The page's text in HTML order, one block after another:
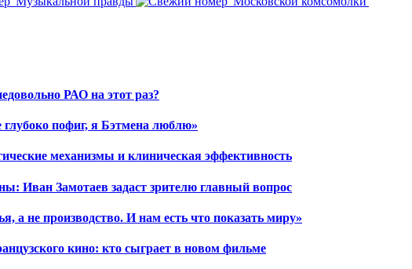
РАО на этот раз?
пофиг, я Бэтмена люблю»
механизмы и клиническая эффективность
Иван Замотаев задаст зрителю главный вопрос
а не производство. И нам есть что показать миру»
кино: кто сыграет в новом фильме